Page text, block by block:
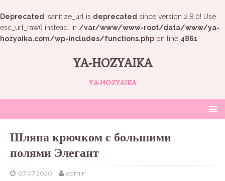
Deprecated : sanitize_url is deprecated since version 2.8.0! Use
esc_url_raw() instead. in /var/www/www-root/data/www/ya-
hozyaika.com/wp-includes/functions.php on line 4861
YA-HOZYAIKA
YA-HOZYAIKA
Шляпа крючком с большими
полями Элегант
07.07.2020 admin